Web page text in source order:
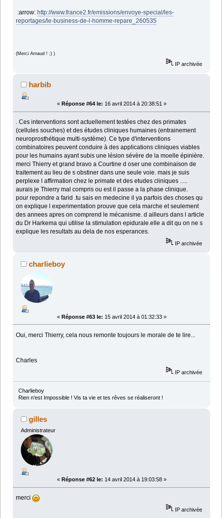
:arrow: http://www.france2.fr/emissions/envoye-special/les-
reportages/le-business-de-l-homme-repare_260535
(Merci Arnaud ! ;) )
IP archivée
harbib
« Réponse #64 le: 16 avril 2014 à 20:38:51 »
. Ces interventions sont actuellement testées chez des primates
(cellules souches) et des études cliniques humaines (entrainement
neuroprosthétique multi-système). Ce type d'interventions
combinatoires peuvent conduire à des applications cliniques viables
pour les humains ayant subis une lésion sévère de la moelle épinière.
merci Thierry et grand bravo a Courtine d oser une combinaison de
traitement au lieu de s obstiner dans une seule voie. mais je suis
perplexe l affirmation chez le primate et des etudes cliniques .....
aurais je Thierry mal compris ou est il passe a la phase clinique.
pour repondre a farid .tu sais en medecine il ya parfois des choses qu
on explique l experimentation prouve que cela marche et seulement
des annees apres on comprend le mécanisme. d ailleurs dans l article
du Dr Harkema qui utilise la stimulation epidurale.elle a dit qu on ne s
explique les resultats au dela de nos esperances.
IP archivée
charlieboy
« Réponse #63 le: 15 avril 2014 à 01:32:33 »
Oui, merci Thierry, cela nous remonte toujours le morale de te lire...
Charles
IP archivée
Charlieboy
Rien n'est Impossible ! Vis ta vie et tes rêves se réaliseront !
gilles
Administrateur
« Réponse #62 le: 14 avril 2014 à 19:03:58 »
merci
IP archivée